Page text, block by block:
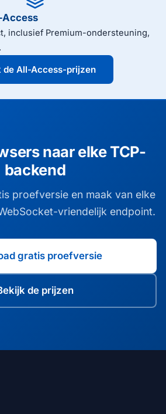
Access
inclusief Premium-ondersteuning,
de All-Access-prijzen
naar elke TCP-
backend
proefversie en maak van elke
vriendelijk endpoint.
gratis proefversie
de prijzen